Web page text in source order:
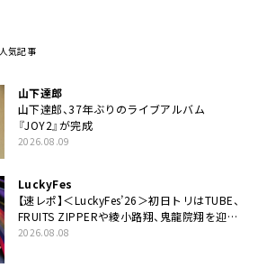
人気記事
山下達郎
山下達郎、37年ぶりのライブアルバム
『JOY2』が完成
2026.08.09
LuckyFes
【速レポ】＜LuckyFes’26＞初日トリはTUBE、
FRUITS ZIPPERや綾小路翔、鬼龍院翔を迎え
た豪華コラボも「知ってたらぜひ一緒に歌っ
2026.08.08